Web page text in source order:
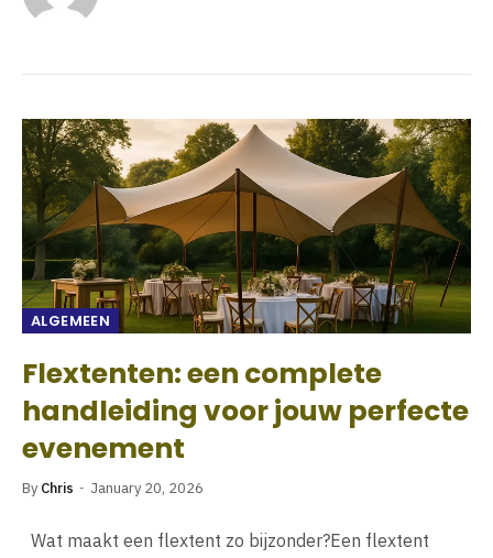
ALGEMEEN
Flextenten: een complete
handleiding voor jouw perfecte
evenement
By Chris January 20, 2026
Wat maakt een flextent zo bijzonder?Een flextent